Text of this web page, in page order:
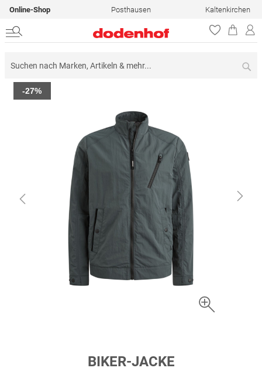
Online-Shop Posthausen Kaltenkirchen
Zum
Ende
-27%
BIKER-JACKE